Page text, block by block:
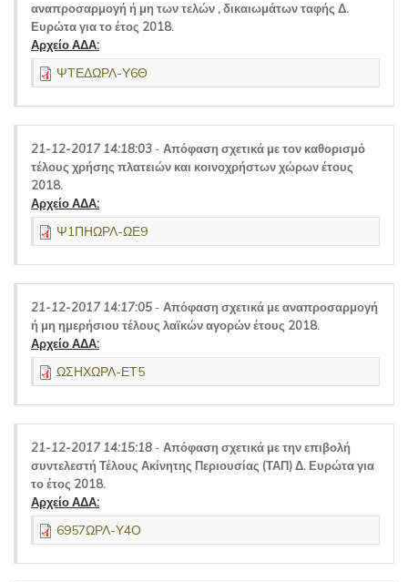
αναπροσαρμογή ή μη των τελών , δικαιωμάτων ταφής Δ.
Ευρώτα για το έτος 2018.
Αρχείο ΑΔΑ:
ΨΤΕΔΩΡΛ-Υ6Θ
21-12-2017 14:18:03 - Απόφαση σχετικά με τον καθορισμό
τέλους χρήσης πλατειών και κοινοχρήστων χώρων έτους
2018.
Αρχείο ΑΔΑ:
Ψ1ΠΗΩΡΛ-ΩΕ9
21-12-2017 14:17:05 - Απόφαση σχετικά με αναπροσαρμογή
ή μη ημερήσιου τέλους λαϊκών αγορών έτους 2018.
Αρχείο ΑΔΑ:
ΩΣΗΧΩΡΛ-ΕΤ5
21-12-2017 14:15:18 - Απόφαση σχετικά με την επιβολή
συντελεστή Τέλους Ακίνητης Περιουσίας (ΤΑΠ) Δ. Ευρώτα για
το έτος 2018.
Αρχείο ΑΔΑ:
6957ΩΡΛ-Υ4Ο